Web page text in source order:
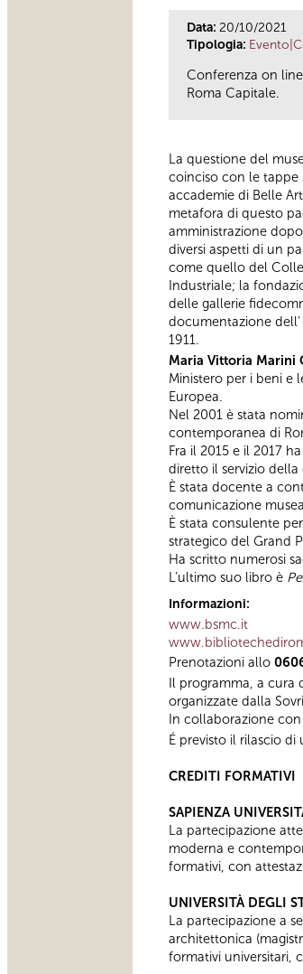
Data: 20/10/2021
Tipologia:
Conferenza on
Roma Capitale.
La questione del
coinciso con le tappe
accademie di Belle
metafora di questo
amministrazione
diversi aspetti di un
come quello del
Industriale; la
delle gallerie
documentazione dell'
1911.
Maria Vittoria Marini
Ministero per i beni e
Europea.
Nel 2001 è stata
contemporanea di
Fra il 2015 e il 2017
diretto il servizio
È stata docente a
comunicazione
È stata consulente
strategico del Grand
Ha scritto numerosi
L’ultimo suo libro è
Informazioni:
www.bsmc.it
Prenotazioni allo
Il programma, a
organizzate dalla
In collaborazione
É previsto il rilascio
CREDITI FORMATIVI
SAPIENZA
La partecipazione
moderna e
formativi, con
UNIVERSITÀ DEGLI
La partecipazione a
architettonica
formativi universitari,